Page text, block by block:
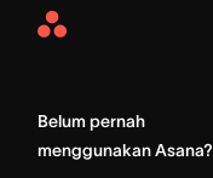
Asana
Belum pernah
menggunakan Asana?